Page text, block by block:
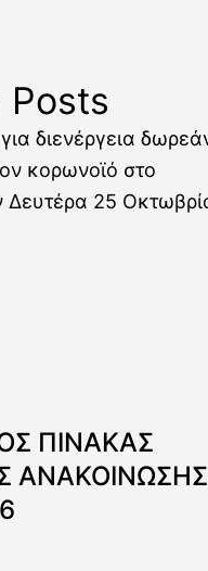
Posts
ΠΙΝΑΚΑΣ
ΑΝΑΚΟΙΝΩΣΗΣ